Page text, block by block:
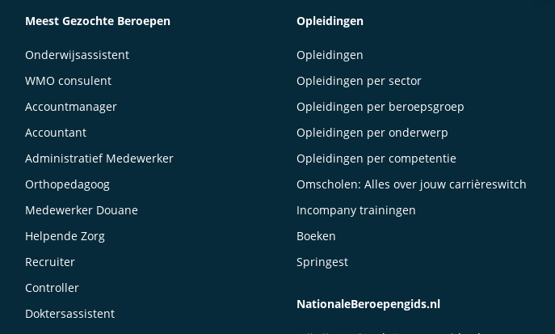
Meest Gezochte Beroepen
Onderwijsassistent
WMO consulent
Accountmanager
Accountant
Administratief Medewerker
Orthopedagoog
Medewerker Douane
Helpende Zorg
Recruiter
Controller
Doktersassistent
Opleidingen
Opleidingen
Opleidingen per sector
Opleidingen per beroepsgroep
Opleidingen per onderwerp
Opleidingen per competentie
Omscholen: Alles over jouw carrièreswitch
Incompany trainingen
Boeken
Springest
NationaleBeroepengids.nl